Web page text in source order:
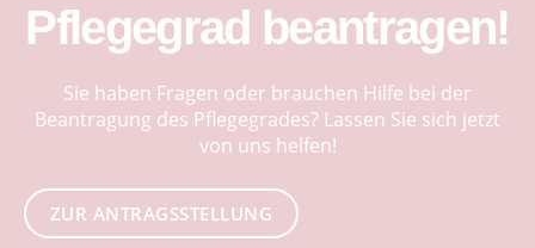
Pflegegrad beantragen!
Sie haben Fragen oder brauchen Hilfe bei der
Beantragung des Pflegegrades? Lassen Sie sich jetzt
von uns helfen!
ZUR ANTRAGSSTELLUNG